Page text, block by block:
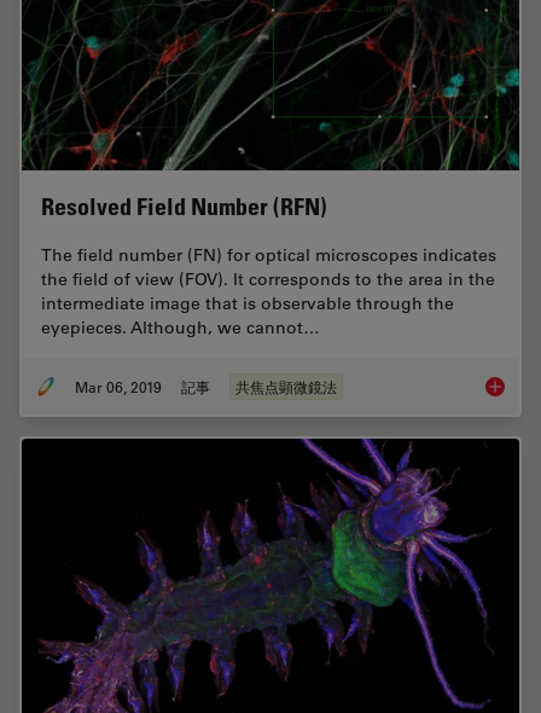
Resolved Field Number (RFN)
The field number (FN) for optical microscopes indicates
the field of view (FOV). It corresponds to the area in the
intermediate image that is observable through the
eyepieces. Although, we cannot…
Mar 06, 2019 記事 共焦点顕微鏡法